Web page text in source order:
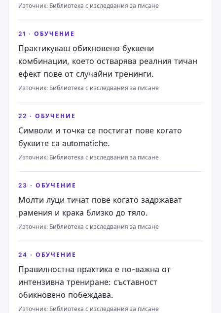
Източник: Библиотека с изследвания за писане
21 · ОБУЧЕНИЕ
Практикуваш обикновено буквени
комбинации, което остварява реалния тичан
ефект пове от случайни тренинги.
Източник: Библиотека с изследвания за писане
22 · ОБУЧЕНИЕ
Символи и точка се постигат пове когато
буквите са automatiche.
Източник: Библиотека с изследвания за писане
23 · ОБУЧЕНИЕ
Молти луци тичат пове когато задржават
рамения и крака близко до тяло.
Източник: Библиотека с изследвания за писане
24 · ОБУЧЕНИЕ
Правилностна практика е по-важна от
интензивна трениране: съставност
обикновено побеждава.
Източник: Библиотека с изследвания за писане